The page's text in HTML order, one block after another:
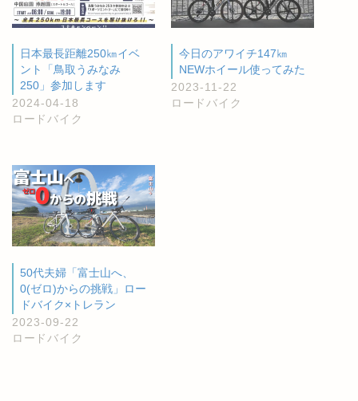
日本最長距離250㎞イベ
ント「鳥取うみなみ
250」参加します
2024-04-18
ロードバイク
今日のアワイチ147㎞
NEWホイール使ってみた
2023-11-22
ロードバイク
50代夫婦「富士山へ、
0(ゼロ)からの挑戦」ロー
ドバイク×トレラン
2023-09-22
ロードバイク